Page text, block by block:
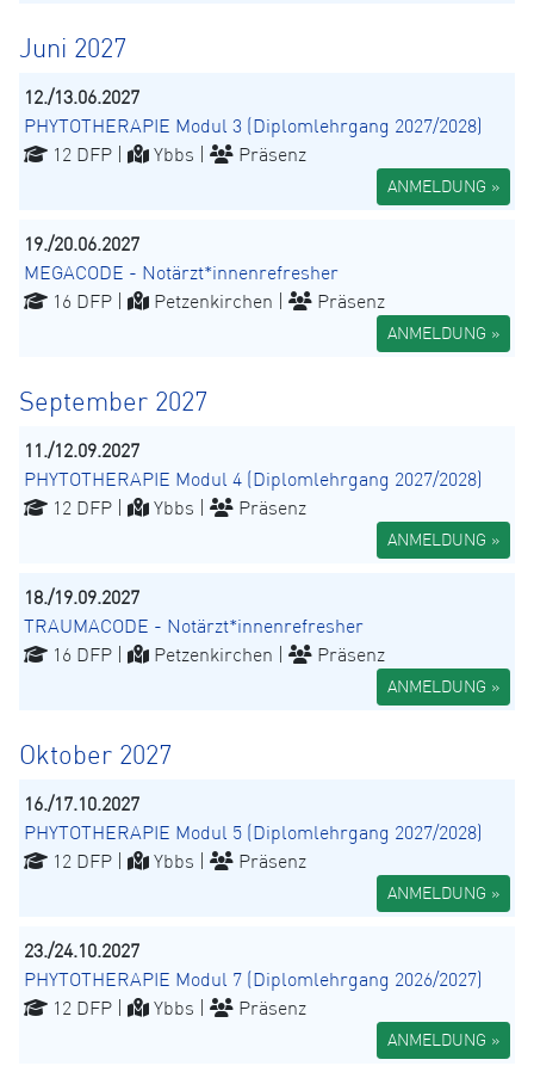
Juni 2027
12./13.06.2027
PHYTOTHERAPIE Modul 3 (Diplomlehrgang 2027/2028)
12 DFP |
Ybbs | Präsenz
ANMELDUNG »
19./20.06.2027
MEGACODE - Notärzt*innenrefresher
16 DFP |
Petzenkirchen | Präsenz
ANMELDUNG »
September 2027
11./12.09.2027
PHYTOTHERAPIE Modul 4 (Diplomlehrgang 2027/2028)
12 DFP |
Ybbs | Präsenz
ANMELDUNG »
18./19.09.2027
TRAUMACODE - Notärzt*innenrefresher
16 DFP |
Petzenkirchen | Präsenz
ANMELDUNG »
Oktober 2027
16./17.10.2027
PHYTOTHERAPIE Modul 5 (Diplomlehrgang 2027/2028)
12 DFP |
Ybbs | Präsenz
ANMELDUNG »
23./24.10.2027
PHYTOTHERAPIE Modul 7 (Diplomlehrgang 2026/2027)
12 DFP |
Ybbs | Präsenz
ANMELDUNG »